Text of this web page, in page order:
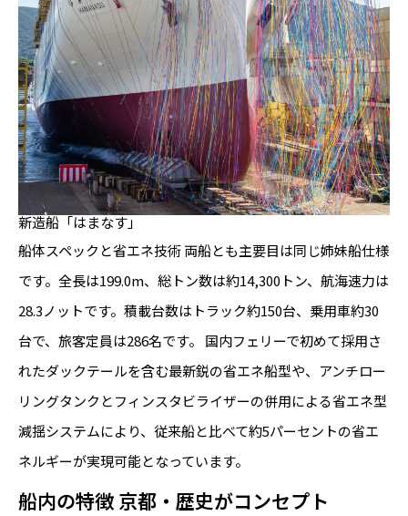
新造船「はまなす」
船体スペックと省エネ技術 両船とも主要目は同じ姉妹船仕様
です。全長は199.0m、総トン数は約14,300トン、航海速力は
28.3ノットです。積載台数はトラック約150台、乗用車約30
台で、旅客定員は286名です。 国内フェリーで初めて採用さ
れたダックテールを含む最新鋭の省エネ船型や、アンチロー
リングタンクとフィンスタビライザーの併用による省エネ型
減揺システムにより、従来船と比べて約5パーセントの省エ
ネルギーが実現可能となっています。
船内の特徴 京都・歴史がコンセプト